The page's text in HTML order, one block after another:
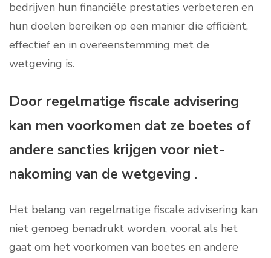
bedrijven hun financiële prestaties verbeteren en
hun doelen bereiken op een manier die efficiënt,
effectief en in overeenstemming met de
wetgeving is.
Door regelmatige fiscale advisering
kan men voorkomen dat ze boetes of
andere sancties krijgen voor niet-
nakoming van de wetgeving .
Het belang van regelmatige fiscale advisering kan
niet genoeg benadrukt worden, vooral als het
gaat om het voorkomen van boetes en andere